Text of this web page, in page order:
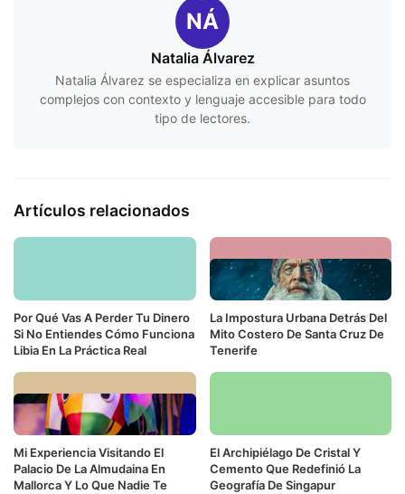
NÁ
Natalia Álvarez
Natalia Álvarez se especializa en explicar asuntos
complejos con contexto y lenguaje accesible para todo
tipo de lectores.
Artículos relacionados
Por Qué Vas A Perder Tu Dinero
Si No Entiendes Cómo Funciona
Libia En La Práctica Real
La Impostura Urbana Detrás Del
Mito Costero De Santa Cruz De
Tenerife
Mi Experiencia Visitando El
Palacio De La Almudaina En
Mallorca Y Lo Que Nadie Te
El Archipiélago De Cristal Y
Cemento Que Redefinió La
Geografía De Singapur